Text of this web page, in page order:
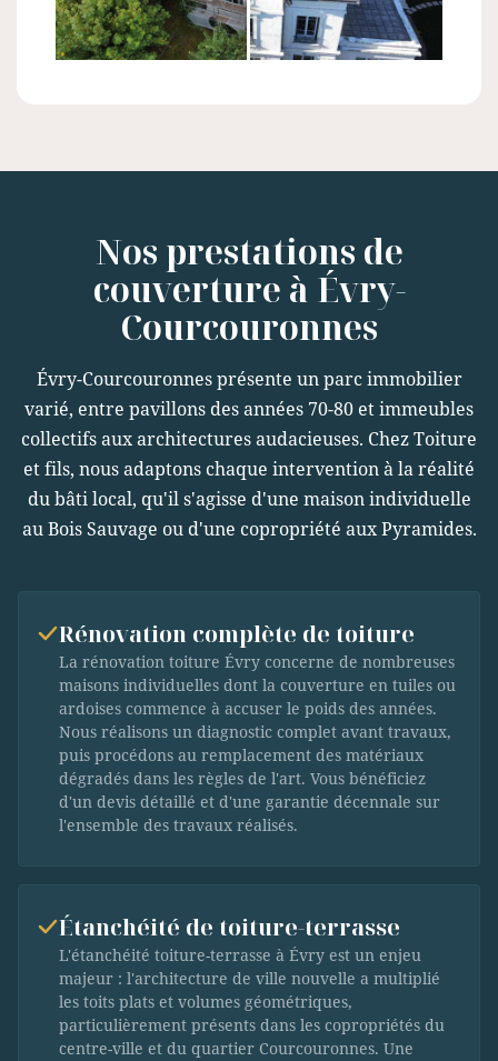
Nos prestations de
couverture à Évry-
Courcouronnes
Évry-Courcouronnes présente un parc immobilier
varié, entre pavillons des années 70-80 et immeubles
collectifs aux architectures audacieuses. Chez Toiture
et fils, nous adaptons chaque intervention à la réalité
du bâti local, qu'il s'agisse d'une maison individuelle
au Bois Sauvage ou d'une copropriété aux Pyramides.
Rénovation complète de toiture
La rénovation toiture Évry concerne de nombreuses
maisons individuelles dont la couverture en tuiles ou
ardoises commence à accuser le poids des années.
Nous réalisons un diagnostic complet avant travaux,
puis procédons au remplacement des matériaux
dégradés dans les règles de l'art. Vous bénéficiez
d'un devis détaillé et d'une garantie décennale sur
l'ensemble des travaux réalisés.
Étanchéité de toiture-terrasse
L'étanchéité toiture-terrasse à Évry est un enjeu
majeur : l'architecture de ville nouvelle a multiplié
les toits plats et volumes géométriques,
particulièrement présents dans les copropriétés du
centre-ville et du quartier Courcouronnes. Une